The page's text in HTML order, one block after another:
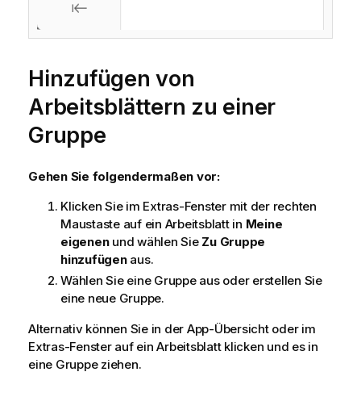
Hinzufügen von
Arbeitsblättern zu einer
Gruppe
Gehen Sie folgendermaßen vor:
Klicken Sie im Extras-Fenster mit der rechten
Maustaste auf ein Arbeitsblatt in Meine
eigenenund wählen Sie Zu Gruppe
hinzufügenaus.
Wählen Sie eine Gruppe aus oder erstellen Sie
eine neue Gruppe.
Alternativ können Sie in der App-Übersicht oder im
Extras-Fenster auf ein Arbeitsblatt klicken und es in
eine Gruppe ziehen.